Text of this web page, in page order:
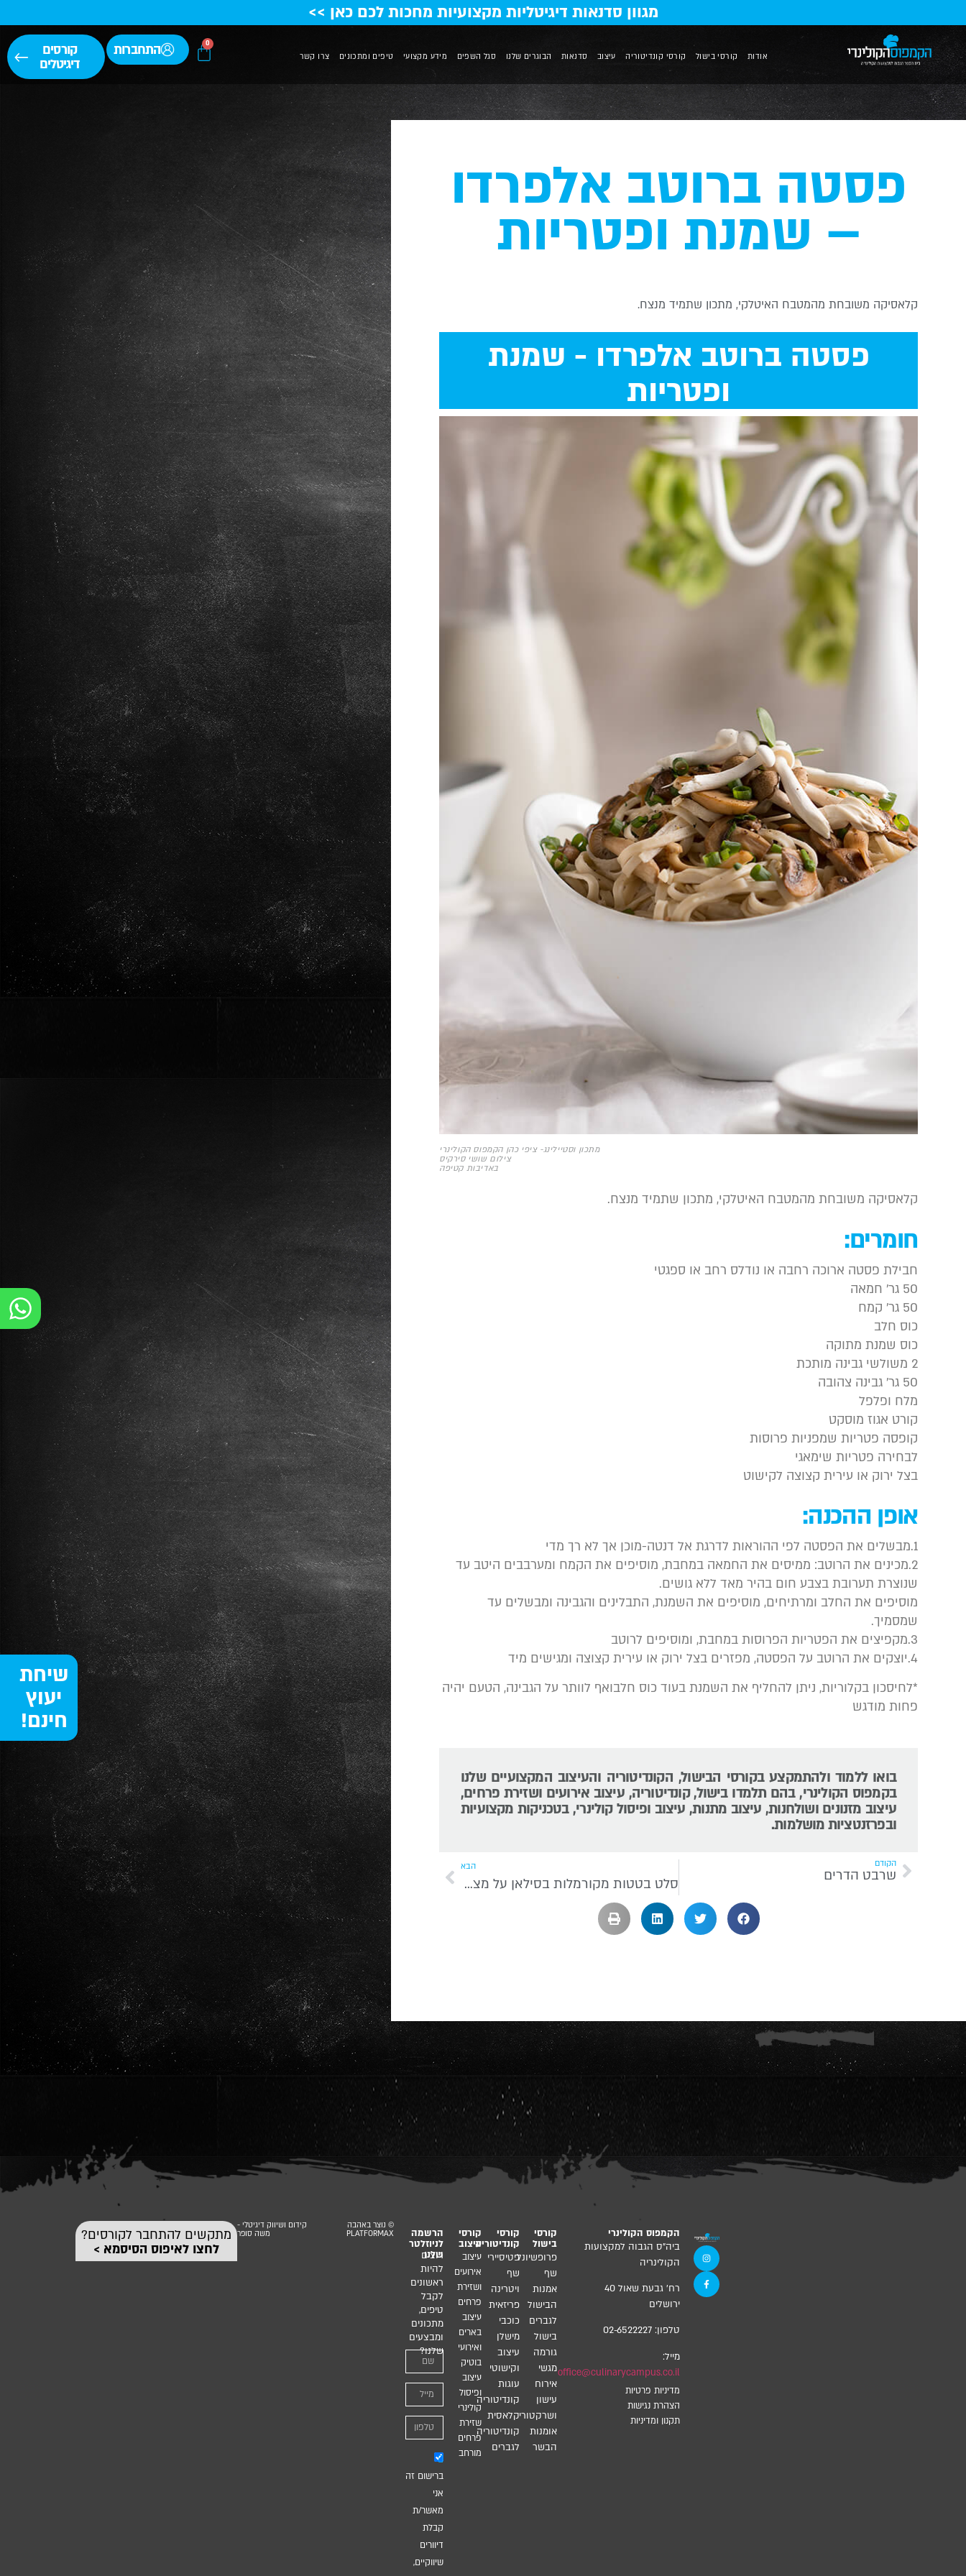
מגוון סדנאות דיגיטליות מקצועיות מחכות לכם כאן >>
אודות קורסי בישול קורסי קונדיטוריה עיצוב סדנאות הבוגרים שלנו סגל השפים מידע מקצועי טיפים ומתכונים צרו קשר
0 התחברות
קורסים
דיגיטלים
פסטה ברוטב אלפרדו
– שמנת ופטריות
קלאסיקה משובחת מהמטבח האיטלקי, מתכון שתמיד מנצח.
פסטה ברוטב אלפרדו - שמנת
ופטריות
מתכון וסטיילינג- ציפי כהן הקמפוס הקולינרי
צילום שושי סירקיס
באדיבות קטיפה
קלאסיקה משובחת מהמטבח האיטלקי, מתכון שתמיד מנצח.
חומרים:
חבילת פסטה ארוכה רחבה או נודלס רחב או ספגטי
50 גר’ חמאה
50 גר’ קמח
כוס חלב
כוס שמנת מתוקה
2 משולשי גבינה מותכת
50 גר’ גבינה צהובה
מלח ופלפל
קורט אגוז מוסקט
קופסה פטריות שמפניות פרוסות
לבחירה פטריות שימאגי
בצל ירוק או עירית קצוצה לקישוט
אופן ההכנה:
1.מבשלים את הפסטה לפי ההוראות לדרגת אל דנטה-מוכן אך לא רך מדי
2.מכינים את הרוטב: ממיסים את החמאה במחבת, מוסיפים את הקמח ומערבבים היטב עד
שנוצרת תערובת בצבע חום בהיר מאד ללא גושים.
מוסיפים את החלב ומרתיחים, מוסיפים את השמנת, התבלינים והגבינה ומבשלים עד
שמסמיך.
3.מקפיצים את הפטריות הפרוסות במחבת, ומוסיפים לרוטב
4.יוצקים את הרוטב על הפסטה, מפזרים בצל ירוק או עירית קצוצה ומגישים מיד
*לחיסכון בקלוריות, ניתן להחליף את השמנת בעוד כוס חלבואף לוותר על הגבינה, הטעם יהיה
פחות מודגש
בואו ללמוד ולהתמקצע בקורסי הבישול, הקונדיטוריה והעיצוב המקצועיים שלנו
בקמפוס הקולינרי, בהם תלמדו בישול, קונדיטוריה, עיצוב אירועים ושזירת פרחים,
עיצוב מזנונים ושולחנות, עיצוב מתנות, עיצוב ופיסול קולינרי, בטכניקות מקצועיות
ובפרזנטציות מושלמות.
הקודם
שרבט הדרים
הבא
סלט בטטות מקורמלות בסילאן על מצע עלי בייבי
שיחת
יעוץ
חינם!
הקמפוס הקולינרי
ביה”ס הגבוה למקצועות
הקולינריה
רח’ גבעת שאול 40
ירושלים
טלפון: 02-6522227
מייל:
office@culinarycampus.co.il
מדיניות פרטיות
הצהרת נגישות
תקנון ומדיניות
קורסי
בישול
פרופשיונל
שף
אמנות
הבישול
לגברים
בישול
גורמה
מגשי
אירוח
עישון
ושרקטורי
אומנות
הבשר
קורסי
קונדיטוריה
פטיסיירי
שף
ויטרינה
פריזאית
כוכבי
מישלן
עיצוב
וקישוטי
עוגות
קונדיטוריה
קלאסית
קונדיטוריה
לגברים
קורסי
עיצוב
עיצוב
אירועים
ושזירת
פרחים
עיצוב
בארים
ואירועי
בוטיק
עיצוב
ופיסול
קולינרי
שזירת
פרחים
מורחב
הרשמה
לניוזלטר
שלנו
רוצים
להיות
ראשונים
לקבל
טיפים,
מתכונים
ומבצעים
שלנו?
ברישום זה
אני
מאשר/ת
קבלת
דיוורים
שיווקיים,
© נוצר באהבה
PLATFORMAX
קידום ושיווק דיגיטלי -
משה סופר
מתקשים להתחבר לקורסים?
לחצו לאיפוס הסיסמא >